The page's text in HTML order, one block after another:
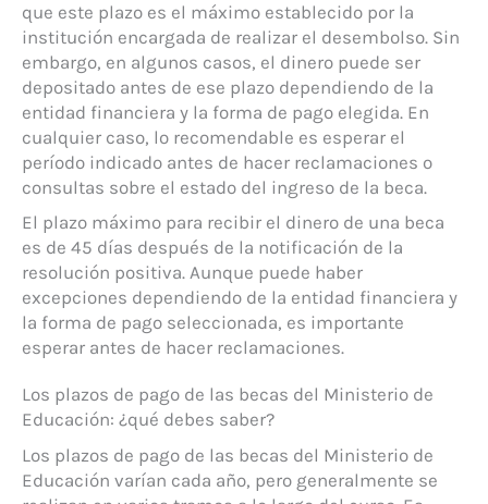
que este plazo es el máximo establecido por la
institución encargada de realizar el desembolso. Sin
embargo, en algunos casos, el dinero puede ser
depositado antes de ese plazo dependiendo de la
entidad financiera y la forma de pago elegida. En
cualquier caso, lo recomendable es esperar el
período indicado antes de hacer reclamaciones o
consultas sobre el estado del ingreso de la beca.
El plazo máximo para recibir el dinero de una beca
es de 45 días después de la notificación de la
resolución positiva. Aunque puede haber
excepciones dependiendo de la entidad financiera y
la forma de pago seleccionada, es importante
esperar antes de hacer reclamaciones.
Los plazos de pago de las becas del Ministerio de
Educación: ¿qué debes saber?
Los plazos de pago de las becas del Ministerio de
Educación varían cada año, pero generalmente se